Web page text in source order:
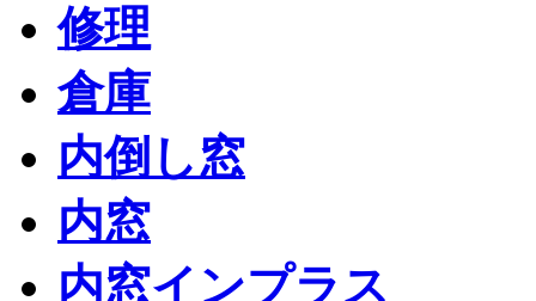
修理
倉庫
内倒し窓
内窓
内窓インプラス